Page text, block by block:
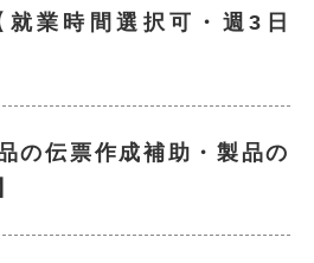
業時間選択可・週3日
の伝票作成補助・製品の